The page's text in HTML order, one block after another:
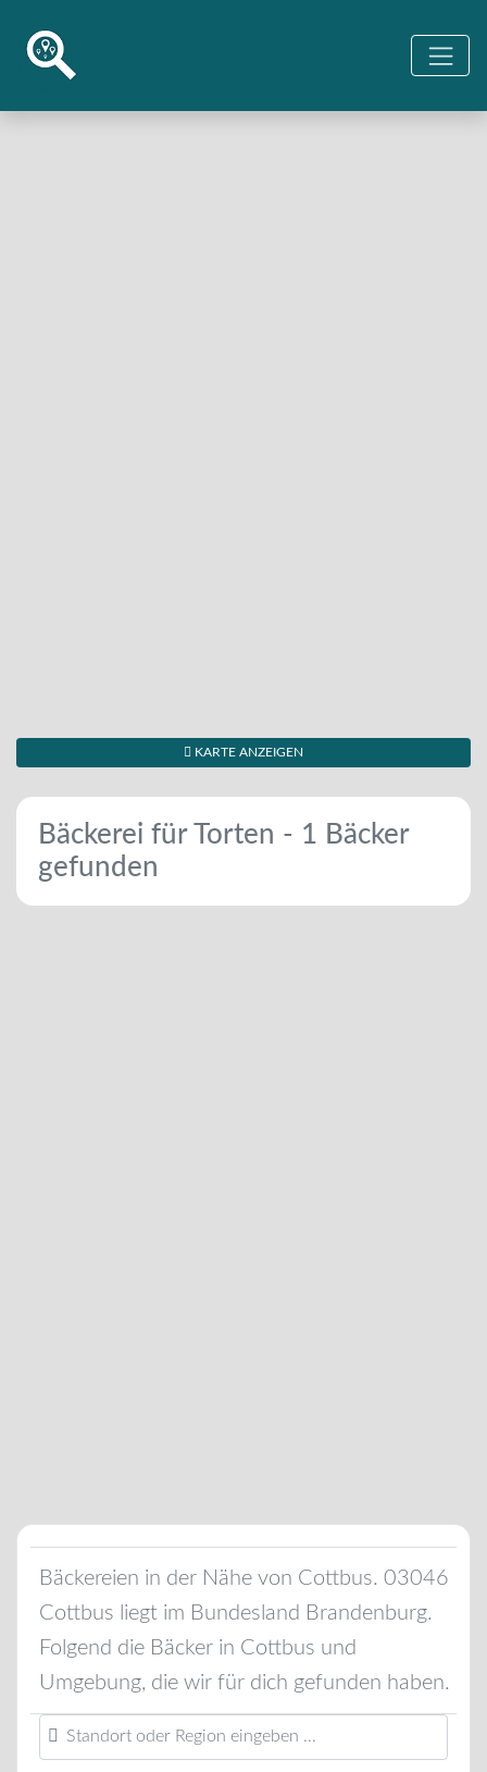
KARTE ANZEIGEN
Bäckerei für Torten - 1 Bäcker
gefunden
Bäckereien in der Nähe von Cottbus. 03046
Cottbus liegt im Bundesland Brandenburg.
Folgend die Bäcker in Cottbus und
Umgebung, die wir für dich gefunden haben.
Standort oder Region eingeben ...